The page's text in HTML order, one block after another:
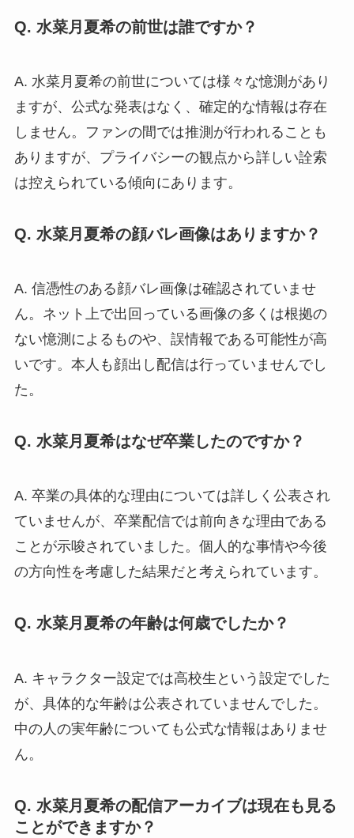
Q. 水菜月夏希の前世は誰ですか？
A. 水菜月夏希の前世については様々な憶測があり
ますが、公式な発表はなく、確定的な情報は存在
しません。ファンの間では推測が行われることも
ありますが、プライバシーの観点から詳しい詮索
は控えられている傾向にあります。
Q. 水菜月夏希の顔バレ画像はありますか？
A. 信憑性のある顔バレ画像は確認されていませ
ん。ネット上で出回っている画像の多くは根拠の
ない憶測によるものや、誤情報である可能性が高
いです。本人も顔出し配信は行っていませんでし
た。
Q. 水菜月夏希はなぜ卒業したのですか？
A. 卒業の具体的な理由については詳しく公表され
ていませんが、卒業配信では前向きな理由である
ことが示唆されていました。個人的な事情や今後
の方向性を考慮した結果だと考えられています。
Q. 水菜月夏希の年齢は何歳でしたか？
A. キャラクター設定では高校生という設定でした
が、具体的な年齢は公表されていませんでした。
中の人の実年齢についても公式な情報はありませ
ん。
Q. 水菜月夏希の配信アーカイブは現在も見る
ことができますか？